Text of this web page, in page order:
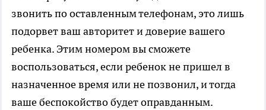
звонить по оставленным телефонам, это лишь
подорвет ваш авторитет и доверие вашего
ребенка. Этим номером вы сможете
воспользоваться, если ребенок не пришел в
назначенное время или не позвонил, и тогда
ваше беспокойство будет оправданным.